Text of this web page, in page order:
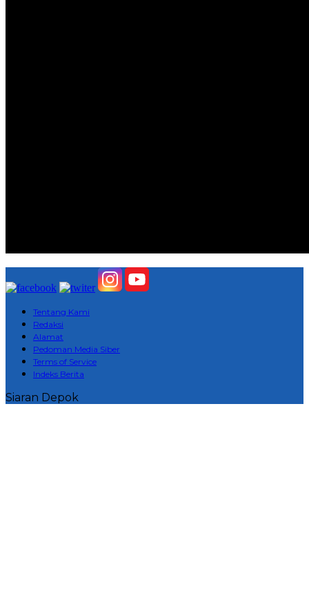
Tentang Kami
Redaksi
Alamat
Pedoman Media Siber
Terms of Service
Indeks Berita
Siaran Depok